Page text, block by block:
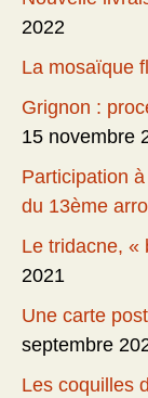
2022
La mosaïque
Grignon :
15 novembre
Participation
du 13ème
Le tridacne, «
2021
Une carte
septembre
Les coquilles